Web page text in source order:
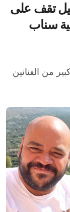
أمينة خليل تقف على
سناب